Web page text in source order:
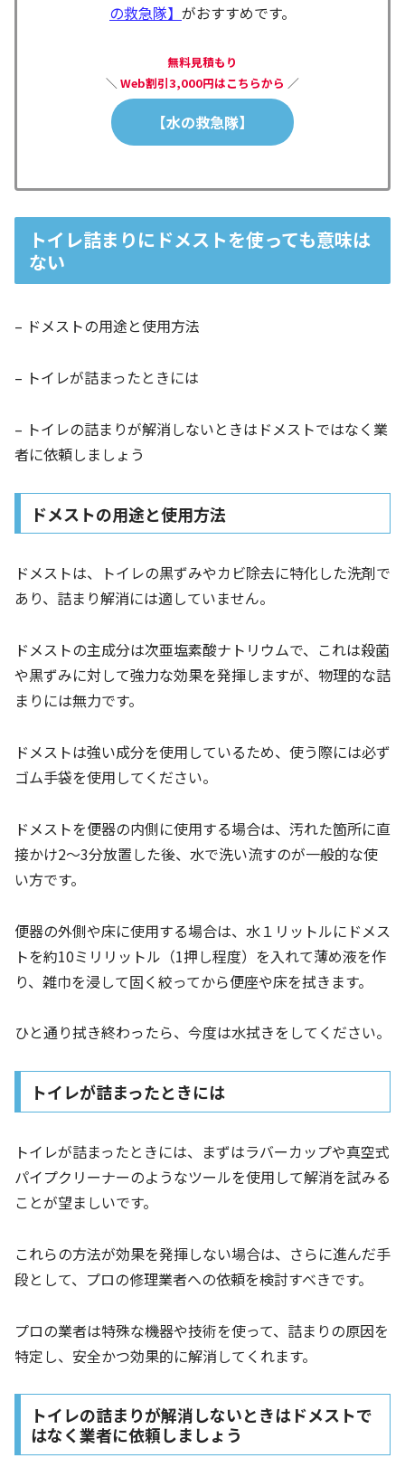
の救急隊】 がおすすめです。
無料見積もり
＼ Web割引3,000円はこちらから ／
【水の救急隊】
トイレ詰まりにドメストを使っても意味は
ない
– ドメストの用途と使用方法
– トイレが詰まったときには
– トイレの詰まりが解消しないときはドメストではなく業
者に依頼しましょう
ドメストの用途と使用方法
ドメストは、トイレの黒ずみやカビ除去に特化した洗剤で
あり、詰まり解消には適していません。
ドメストの主成分は次亜塩素酸ナトリウムで、これは殺菌
や黒ずみに対して強力な効果を発揮しますが、物理的な詰
まりには無力です。
ドメストは強い成分を使用しているため、使う際には必ず
ゴム手袋を使用してください。
ドメストを便器の内側に使用する場合は、汚れた箇所に直
接かけ2〜3分放置した後、水で洗い流すのが一般的な使
い方です。
便器の外側や床に使用する場合は、水１リットルにドメス
トを約10ミリリットル（1押し程度）を入れて薄め液を作
り、雑巾を浸して固く絞ってから便座や床を拭きます。
ひと通り拭き終わったら、今度は水拭きをしてください。
トイレが詰まったときには
トイレが詰まったときには、まずはラバーカップや真空式
パイプクリーナーのようなツールを使用して解消を試みる
ことが望ましいです。
これらの方法が効果を発揮しない場合は、さらに進んだ手
段として、プロの修理業者への依頼を検討すべきです。
プロの業者は特殊な機器や技術を使って、詰まりの原因を
特定し、安全かつ効果的に解消してくれます。
トイレの詰まりが解消しないときはドメストで
はなく業者に依頼しましょう